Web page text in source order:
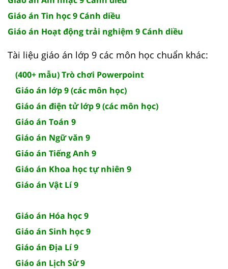
Giáo án Tin học 9 Cánh diều
Giáo án Hoạt động trải nghiệm 9 Cánh diều
Tài liệu giáo án lớp 9 các môn học chuẩn khác:
(400+ mẫu) Trò chơi Powerpoint
Giáo án lớp 9 (các môn học)
Giáo án điện tử lớp 9 (các môn học)
Giáo án Toán 9
Giáo án Ngữ văn 9
Giáo án Tiếng Anh 9
Giáo án Khoa học tự nhiên 9
Giáo án Vật Lí 9
Giáo án Hóa học 9
Giáo án Sinh học 9
Giáo án Địa Lí 9
Giáo án Lịch Sử 9